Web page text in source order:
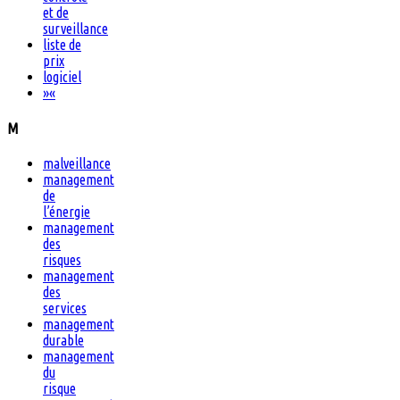
et de
surveillance
liste de
prix
logiciel
»«
M
malveillance
management
de
l’énergie
management
des
risques
management
des
services
management
durable
management
du
risque